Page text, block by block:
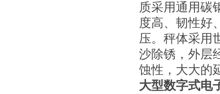
质采用通用碳
度高、韧性好
压。秤体采用
沙除锈，外层
蚀性，大大的
大型数字式电